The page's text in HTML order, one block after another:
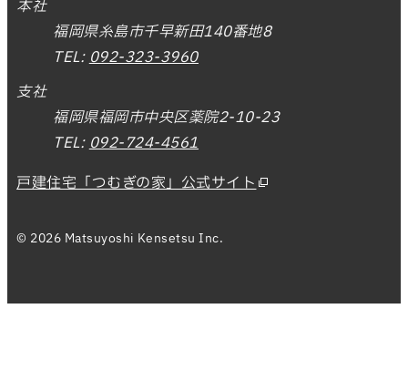
本社
福岡県糸島市千早新田140番地8
TEL: 092-323-3960
支社
福岡県福岡市中央区薬院2-10-23
TEL:092-724-4561
戸建住宅「つむぎの家」公式サイト
© 2026 Matsuyoshi Kensetsu Inc.